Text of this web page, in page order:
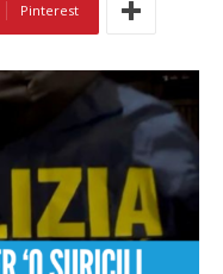
Pinterest